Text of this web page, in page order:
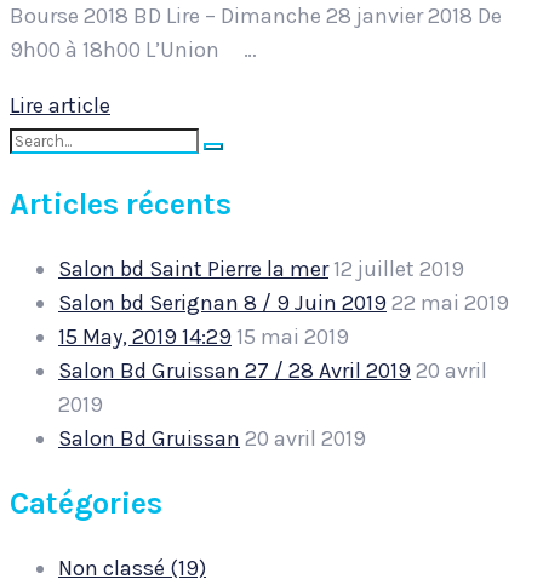
Bourse 2018 BD Lire – Dimanche 28 janvier 2018 De
9h00 à 18h00 L’Union …
Lire article
Search
Search
Articles récents
Salon bd Saint Pierre la mer 12 juillet 2019
Salon bd Serignan 8 / 9 Juin 201922 mai 2019
15 May, 2019 14:29 15 mai 2019
Salon Bd Gruissan 27 / 28 Avril 201920 avril
2019
Salon Bd Gruissan 20 avril 2019
Catégories
Non classé (19)